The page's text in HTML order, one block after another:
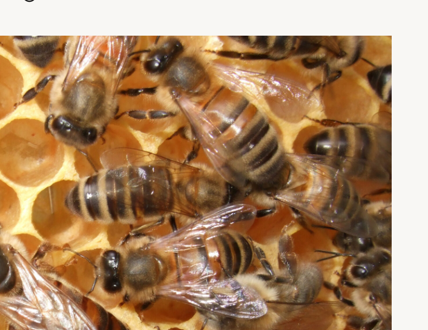
utstyrsleverandører
Sykdommer og skadegjørere
Bli medlem
Bladet Birøkteren
Foredrag og utadrettet virksomhet
Norges Birøkterlags standpunkt
KONTAKT
Dampsagveien 14
2004 Lillestrøm
TEL 63 94 20 80
post@norbi.no